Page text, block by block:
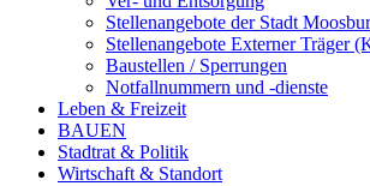
Stellenangebote der Stadt
Stellenangebote Externer Träger
Baustellen / Sperrungen
Notfallnummern und -dienste
Leben & Freizeit
BAUEN
Stadtrat & Politik
Wirtschaft & Standort